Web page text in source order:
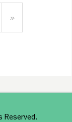
»
Reserved.